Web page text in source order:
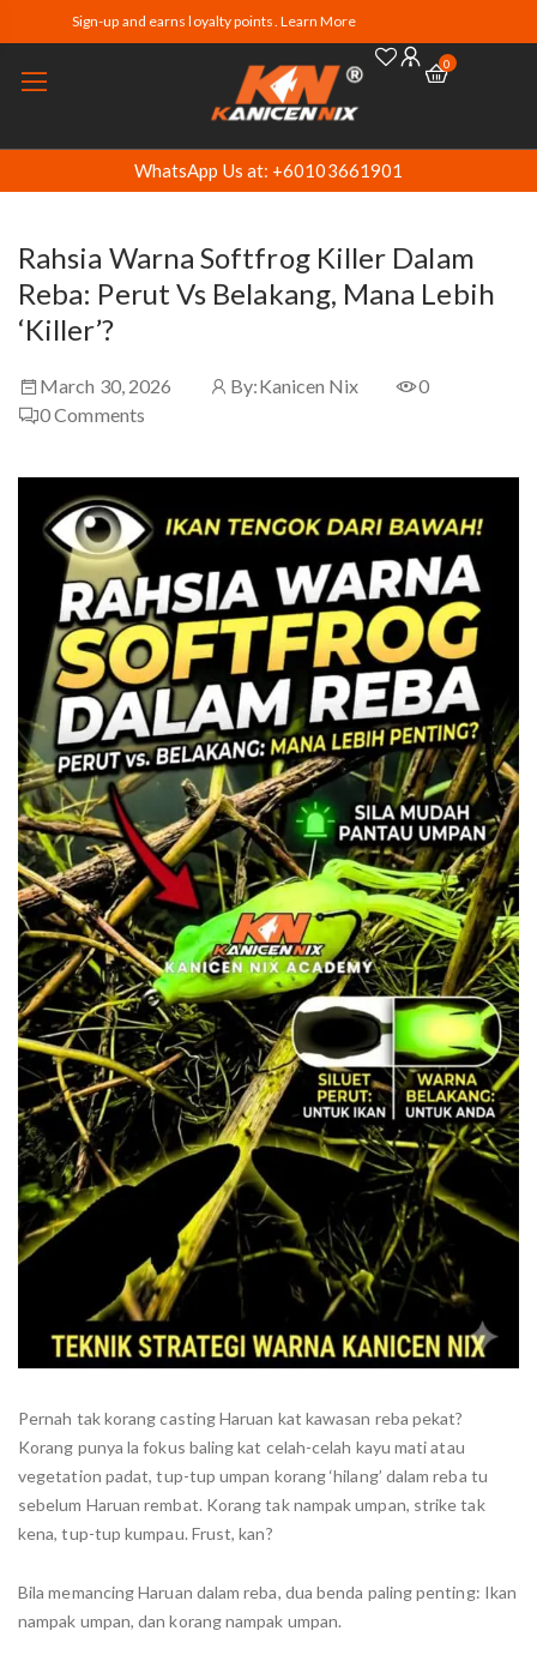
Sign-up and earns loyalty points. Learn More
0
WhatsApp Us at: +60103661901
Rahsia Warna Softfrog Killer Dalam
Reba: Perut Vs Belakang, Mana Lebih
‘Killer’?
March 30, 2026 By:Kanicen Nix
0
0Comments
Pernah tak korang casting Haruan kat kawasan reba pekat?
Korang punya la fokus baling kat celah-celah kayu mati atau
vegetation padat, tup-tup umpan korang ‘hilang’ dalam reba tu
sebelum Haruan rembat. Korang tak nampak umpan, strike tak
kena, tup-tup kumpau. Frust, kan?
Bila memancing Haruan dalam reba, dua benda paling penting: Ikan
nampak umpan, dan korang nampak umpan.